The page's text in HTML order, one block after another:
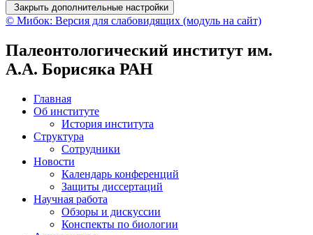
Закрыть дополнительные настройки
© Мибок: Версия для слабовидящих (модуль на сайт)
Палеонтологический институт им.
А.А. Борисяка РАН
Главная
Об институте
История института
Структура
Сотрудники
Новости
Календарь конференций
Защиты диссертаций
Научная работа
Обзоры и дискуссии
Конспекты по биологии